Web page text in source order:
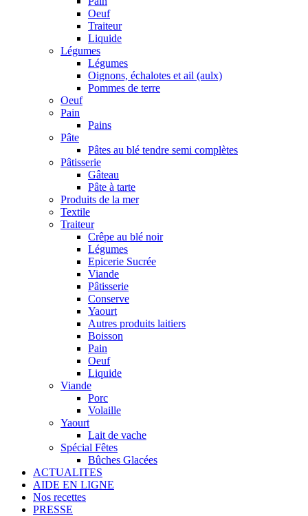
Oeuf
Traiteur
Liquide
Légumes
Légumes
Oignons, échalotes et ail (aulx)
Pommes de terre
Oeuf
Pain
Pains
Pâte
Pâtes au blé tendre semi complètes
Pâtisserie
Gâteau
Pâte à tarte
Produits de la mer
Textile
Traiteur
Crêpe au blé noir
Légumes
Epicerie Sucrée
Viande
Pâtisserie
Conserve
Yaourt
Autres produits laitiers
Boisson
Pain
Oeuf
Liquide
Viande
Porc
Volaille
Yaourt
Lait de vache
Spécial Fêtes
Bûches Glacées
ACTUALITES
AIDE EN LIGNE
Nos recettes
PRESSE